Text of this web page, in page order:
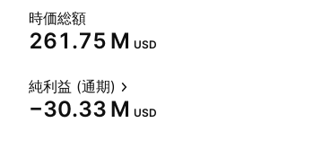
時価総額
‪261.75 M‬ USD
純利益 (通期)
‪−30.33 M‬ USD